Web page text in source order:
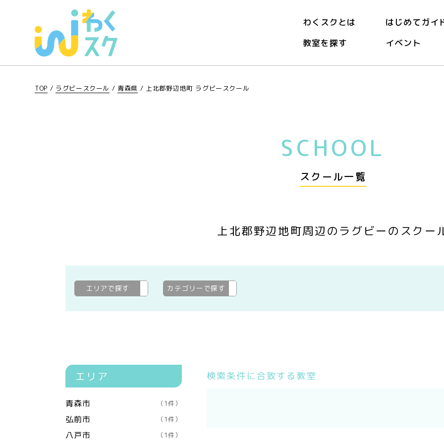
わくスクとは
はじめてガイ
教室を探す
イベント
TOP / ラグビースクール / 青森県 / 上北郡野辺地町 ラグビースクール
SCHOOL
スクール一覧
上北郡野辺地町周辺のラグビーのスクー
エリアで探す 上北郡野辺地町
カテゴリーで探す
エリア
青森市 （1件）
弘前市 （1件）
八戸市 （1件）
検索条件に合致する教室